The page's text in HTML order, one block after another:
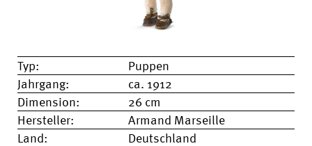
Typ:
Puppen
Jahrgang:
ca. 1912
Dimension:
26 cm
Hersteller:
Armand Marseille
Land:
Deutschland